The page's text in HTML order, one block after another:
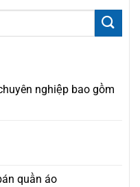
nghiệp bao gồm
quần áo